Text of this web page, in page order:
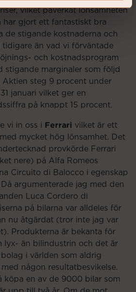
vilket påverkat lönsamheten
har gjort ett fantastiskt bra
de stigande kostnaderna och
tidigare än vad vi förväntade
och kostnadsprogram
stigande marginaler som följd
Aktien steg 9 procent under
januari vilket ger en
på knappt 15 procent.
vi in oss i Ferrari vilket är ett
mycket hög lönsamhet. Det
provkörde Ferrari
nere) på Alfa Romeos
Circuito di Balocco i egenskap
argumenterade jag med den
Luca Cordero di
på bilarna var alldeles för
nu åtgärdat (tror inte jag var
Produkterna är bekanta för
lyx- än bilindustrin och det är
i världen som aldrig
någon resultatbesvikelse.
köpa en av de 9000 bilar som